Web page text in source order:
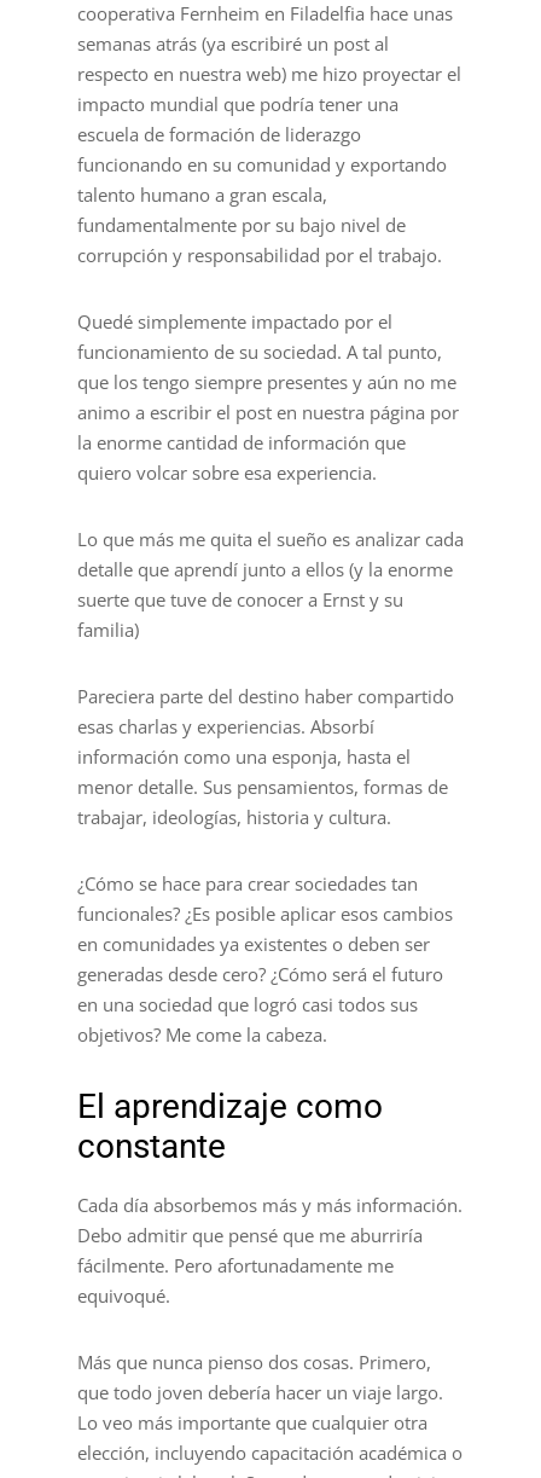
cooperativa Fernheim en Filadelfia hace unas
semanas atrás (ya escribiré un post al
respecto en nuestra web) me hizo proyectar el
impacto mundial que podría tener una
escuela de formación de liderazgo
funcionando en su comunidad y exportando
talento humano a gran escala,
fundamentalmente por su bajo nivel de
corrupción y responsabilidad por el trabajo.
Quedé simplemente impactado por el
funcionamiento de su sociedad. A tal punto,
que los tengo siempre presentes y aún no me
animo a escribir el post en nuestra página por
la enorme cantidad de información que
quiero volcar sobre esa experiencia.
Lo que más me quita el sueño es analizar cada
detalle que aprendí junto a ellos (y la enorme
suerte que tuve de conocer a Ernst y su
familia)
Pareciera parte del destino haber compartido
esas charlas y experiencias. Absorbí
información como una esponja, hasta el
menor detalle. Sus pensamientos, formas de
trabajar, ideologías, historia y cultura.
¿Cómo se hace para crear sociedades tan
funcionales? ¿Es posible aplicar esos cambios
en comunidades ya existentes o deben ser
generadas desde cero? ¿Cómo será el futuro
en una sociedad que logró casi todos sus
objetivos? Me come la cabeza.
El aprendizaje como
constante
Cada día absorbemos más y más información.
Debo admitir que pensé que me aburriría
fácilmente. Pero afortunadamente me
equivoqué.
Más que nunca pienso dos cosas. Primero,
que todo joven debería hacer un viaje largo.
Lo veo más importante que cualquier otra
elección, incluyendo capacitación académica o